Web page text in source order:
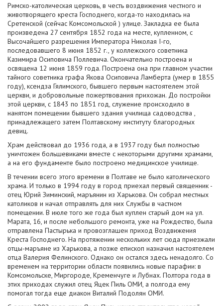
Римско-католическая церковь, в честь воздвижения честного и
животворящего креста Господнего, когда-то находилась на
Сретенской (сейчас Комсомольской ) улице. Закладка ее была
произведена 27 сентября 1852 года на месте, купленном, с
Высочайшего разрешения Императора Николая I-го,
последовавшего 8 июня 1852 г., у коллежского советника
Казимира Осиповича Поллевича. Окончательно построена и
освящена 12 июня 1859 года. Построена она при главном участии
тайного советника графа Якова Осиповича Ламберта (умер в 1855
году), ксендза Гялимского, бывшего первым настоятелем этой
церкви, и добровольные пожертвования прихожан. До постройки
этой церкви, с 1843 по 1851 год, служение происходило в
нанятом помещении бывшего здания училища садоводства ,
принадлежащего затем Полтавскому институту благородных
девиц.
Храм действовал до 1936 года, а в 1937 году был полностью
уничтожен большевиками вместе с некоторыми другими храмами,
а на его фундаменте было построено медицинское училище.
В течении всего этого времени в Полтаве не было католического
храма. И только в 1994 году в город приехал первый священник -
отец Юрий Зиминский, маръянин из Харькова. Он собрал местных
католиков и начал отправлять для них Службы в частном
помещении. В июле того же года был куплен старый дом на ул.
Марата, 16, и после небольшого ремонта, уже на Рождество, была
отправлена Пастырька и провозглашен приход Воздвижения
Креста Господнего. На протяжении нескольких лет сюда приезжали
отцы-маръяне из Харькова, а позже епископ назначил настоятелем
отца Валерия Фелинского. Однако он остался здесь ненадолго. Со
временем на территории области появились новые парафии: в
Комсомольске, Миргороде, Кременчуге и Лубнах. Полтора года в
этих приходах служил отец Яцек Пиль ОМИ, а полгода ему
помогал тогда еще диакон Виталий Подолян ОМИ.